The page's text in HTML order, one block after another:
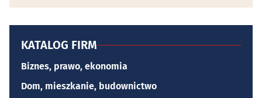
KATALOG FIRM
Biznes, prawo, ekonomia
Dom, mieszkanie, budownictwo